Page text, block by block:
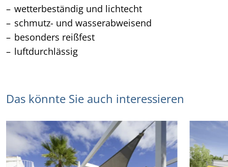
wetterbeständig und lichtecht
schmutz- und wasserabweisend
besonders reißfest
luftdurchlässig
Das könnte Sie auch interessieren